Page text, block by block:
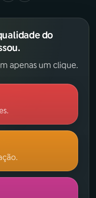
do
apenas um clique.